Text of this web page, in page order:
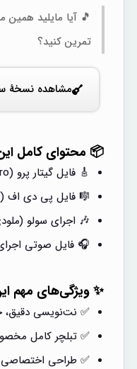
🎵 آیا مایلید همین
تمرین کنید؟
مشاهده نسخهٔ
📦 محتوای کامل
🎸 فایل گیتار پرو (Guitar Pro)
🎼 فایل پی دی اف (Pdf)
🎶 اجرای سولو
🎧 فایل صوتی
✨ ویژگی‌های مهم
✅ نت‌نویسی دقیق،
✅ تبلچر کامل
✅ طراحی اختصاصی